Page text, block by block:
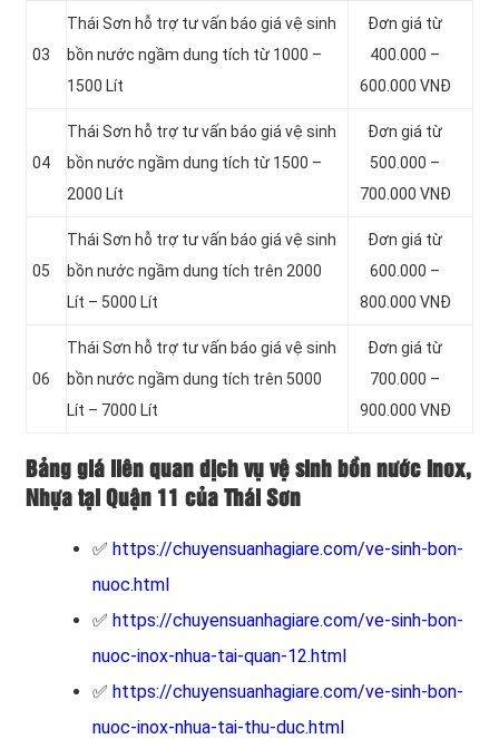
03
Thái Sơn hỗ trợ tư vấn báo giá vệ sinh
bồn nước ngầm dung tích từ 1000 –
1500 Lít
Đơn giá từ
400.000 –
600.000 VNĐ
04
Thái Sơn hỗ trợ tư vấn báo giá vệ sinh
bồn nước ngầm dung tích từ 1500 –
2000 Lít
Đơn giá từ
500.000 –
700.000 VNĐ
05
Thái Sơn hỗ trợ tư vấn báo giá vệ sinh
bồn nước ngầm dung tích trên 2000
Lít – 5000 Lít
Đơn giá từ
600.000 –
800.000 VNĐ
06
Thái Sơn hỗ trợ tư vấn báo giá vệ sinh
bồn nước ngầm dung tích trên 5000
Lít – 7000 Lít
Đơn giá từ
700.000 –
900.000 VNĐ
Bảng giá liên quan dịch vụ vệ sinh bồn nước Inox,
Nhựa tại Quận 11 của Thái Sơn
✅ https://chuyensuanhagiare.com/ve-sinh-bon-
nuoc.html
✅ https://chuyensuanhagiare.com/ve-sinh-bon-
nuoc-inox-nhua-tai-quan-12.html
✅ https://chuyensuanhagiare.com/ve-sinh-bon-
nuoc-inox-nhua-tai-thu-duc.html